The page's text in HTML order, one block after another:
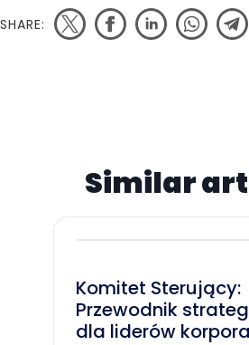
SHARE:
Similar
Komitet Sterujący:
Przewodnik
dla liderów